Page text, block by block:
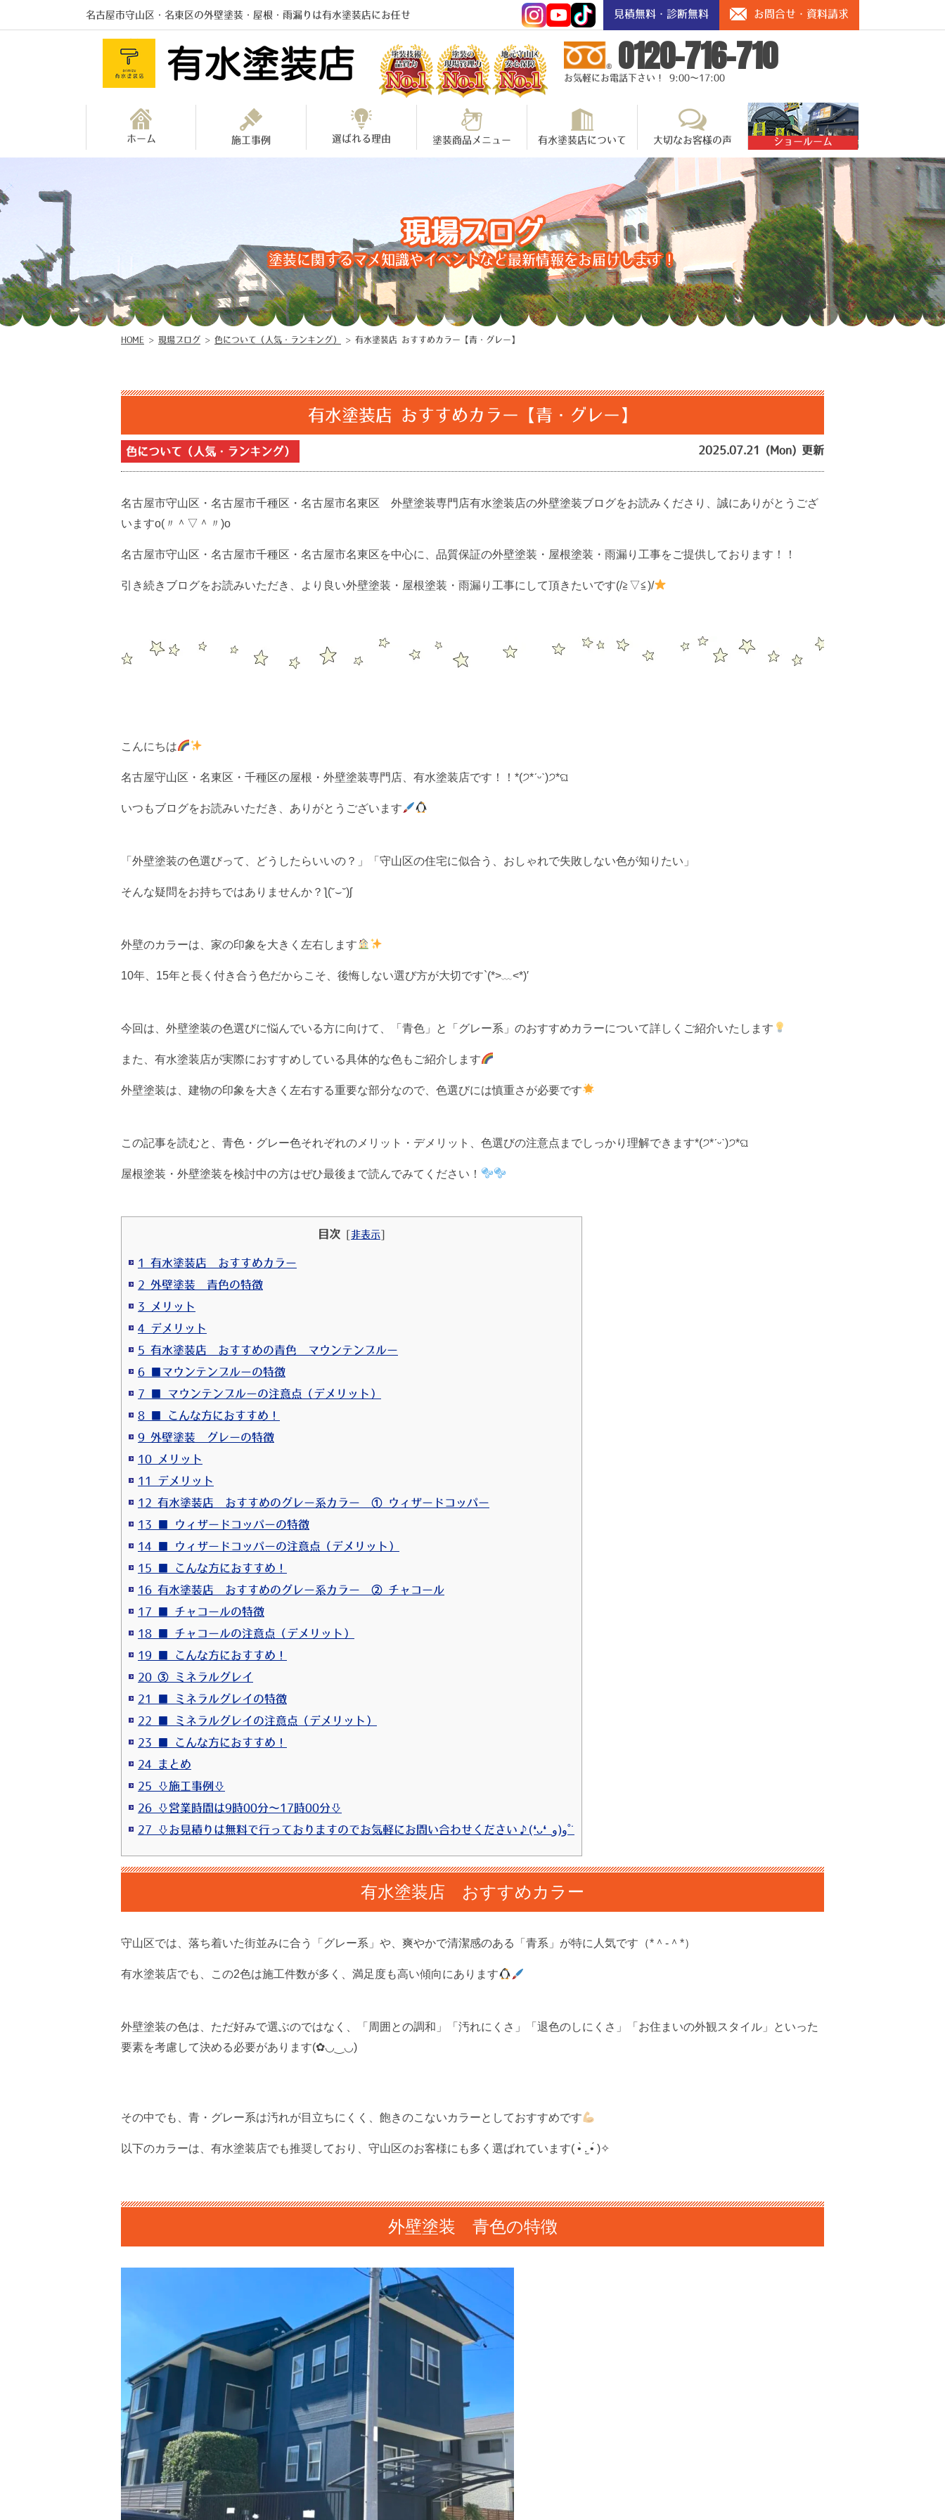
名古屋市守山区・名東区の外壁塗装・屋根・雨漏りは有水塗装店にお任せ 見積無料・診断無料 お問合せ・資料請求
0120-716-710
お気軽にお電話下さい！ 9:00～17:00
ホーム 施工事例 選ばれる理由 塗装商品メニュー 有水塗装店について 大切なお客様の声 ショールーム
現場ブログ
塗装に関するマメ知識やイベントなど最新情報をお届けします！
HOME > 現場ブログ > 色について（人気・ランキング） > 有水塗装店 おすすめカラー【青・グレー】
有水塗装店 おすすめカラー【青・グレー】
色について（人気・ランキング） 2025.07.21 (Mon) 更新
名古屋市守山区・名古屋市千種区・名古屋市名東区 外壁塗装専門店有水塗装店の外壁塗装ブログをお読みくださり、誠にありがとうござ
いますo(〃＾▽＾〃)o
名古屋市守山区・名古屋市千種区・名古屋市名東区を中心に、品質保証の外壁塗装・屋根塗装・雨漏り工事をご提供しております！！
引き続きブログをお読みいただき、より良い外壁塗装・屋根塗装・雨漏り工事にして頂きたいです(/≧▽≦)/
こんにちは
名古屋守山区・名東区・千種区の屋根・外壁塗装専門店、有水塗装店です！！*(੭*ˊᵕˋ)੭*ଘ
いつもブログをお読みいただき、ありがとうございます
「外壁塗装の色選びって、どうしたらいいの？」「守山区の住宅に似合う、おしゃれで失敗しない色が知りたい」
そんな疑問をお持ちではありませんか？ƪ(˘⌣˘)ʃ
外壁のカラーは、家の印象を大きく左右します
10年、15年と長く付き合う色だからこそ、後悔しない選び方が大切です`(*>﹏<*)′
今回は、外壁塗装の色選びに悩んでいる方に向けて、「青色」と「グレー系」のおすすめカラーについて詳しくご紹介いたします
また、有水塗装店が実際におすすめしている具体的な色もご紹介します
外壁塗装は、建物の印象を大きく左右する重要な部分なので、色選びには慎重さが必要です
この記事を読むと、青色・グレー色それぞれのメリット・デメリット、色選びの注意点までしっかり理解できます*(੭*ˊᵕˋ)੭*ଘ
屋根塗装・外壁塗装を検討中の方はぜひ最後まで読んでみてください！
目次 非表示
1 有水塗装店 おすすめカラー
2 外壁塗装 青色の特徴
3 メリット
4 デメリット
5 有水塗装店 おすすめの青色 マウンテンブルー
6 ■マウンテンブルーの特徴
7 ■ マウンテンブルーの注意点（デメリット）
8 ■ こんな方におすすめ！
9 外壁塗装 グレーの特徴
10 メリット
11 デメリット
12 有水塗装店 おすすめのグレー系カラー ① ウィザードコッパー
13 ■ ウィザードコッパーの特徴
14 ■ ウィザードコッパーの注意点（デメリット）
15 ■ こんな方におすすめ！
16 有水塗装店 おすすめのグレー系カラー ② チャコール
17 ■ チャコールの特徴
18 ■ チャコールの注意点（デメリット）
19 ■ こんな方におすすめ！
20 ③ ミネラルグレイ
21 ■ ミネラルグレイの特徴
22 ■ ミネラルグレイの注意点（デメリット）
23 ■ こんな方におすすめ！
24 まとめ
25 ⇩施工事例⇩
26 ⇩営業時間は9時00分～17時00分⇩
27 ⇩お見積りは無料で行っておりますのでお気軽にお問い合わせください♪(❛ᴗ❛ و(و˚˙
有水塗装店 おすすめカラー
守山区では、落ち着いた街並みに合う「グレー系」や、爽やかで清潔感のある「青系」が特に人気です（*＾-＾*）
有水塗装店でも、この2色は施工件数が多く、満足度も高い傾向にあります
外壁塗装の色は、ただ好みで選ぶのではなく、「周囲との調和」「汚れにくさ」「退色のしにくさ」「お住まいの外観スタイル」といった
要素を考慮して決める必要があります(✿◡‿◡)
その中でも、青・グレー系は汚れが目立ちにくく、飽きのこないカラーとしておすすめです
以下のカラーは、有水塗装店でも推奨しており、守山区のお客様にも多く選ばれています( •̀ .̫ •́ )✧
外壁塗装 青色の特徴